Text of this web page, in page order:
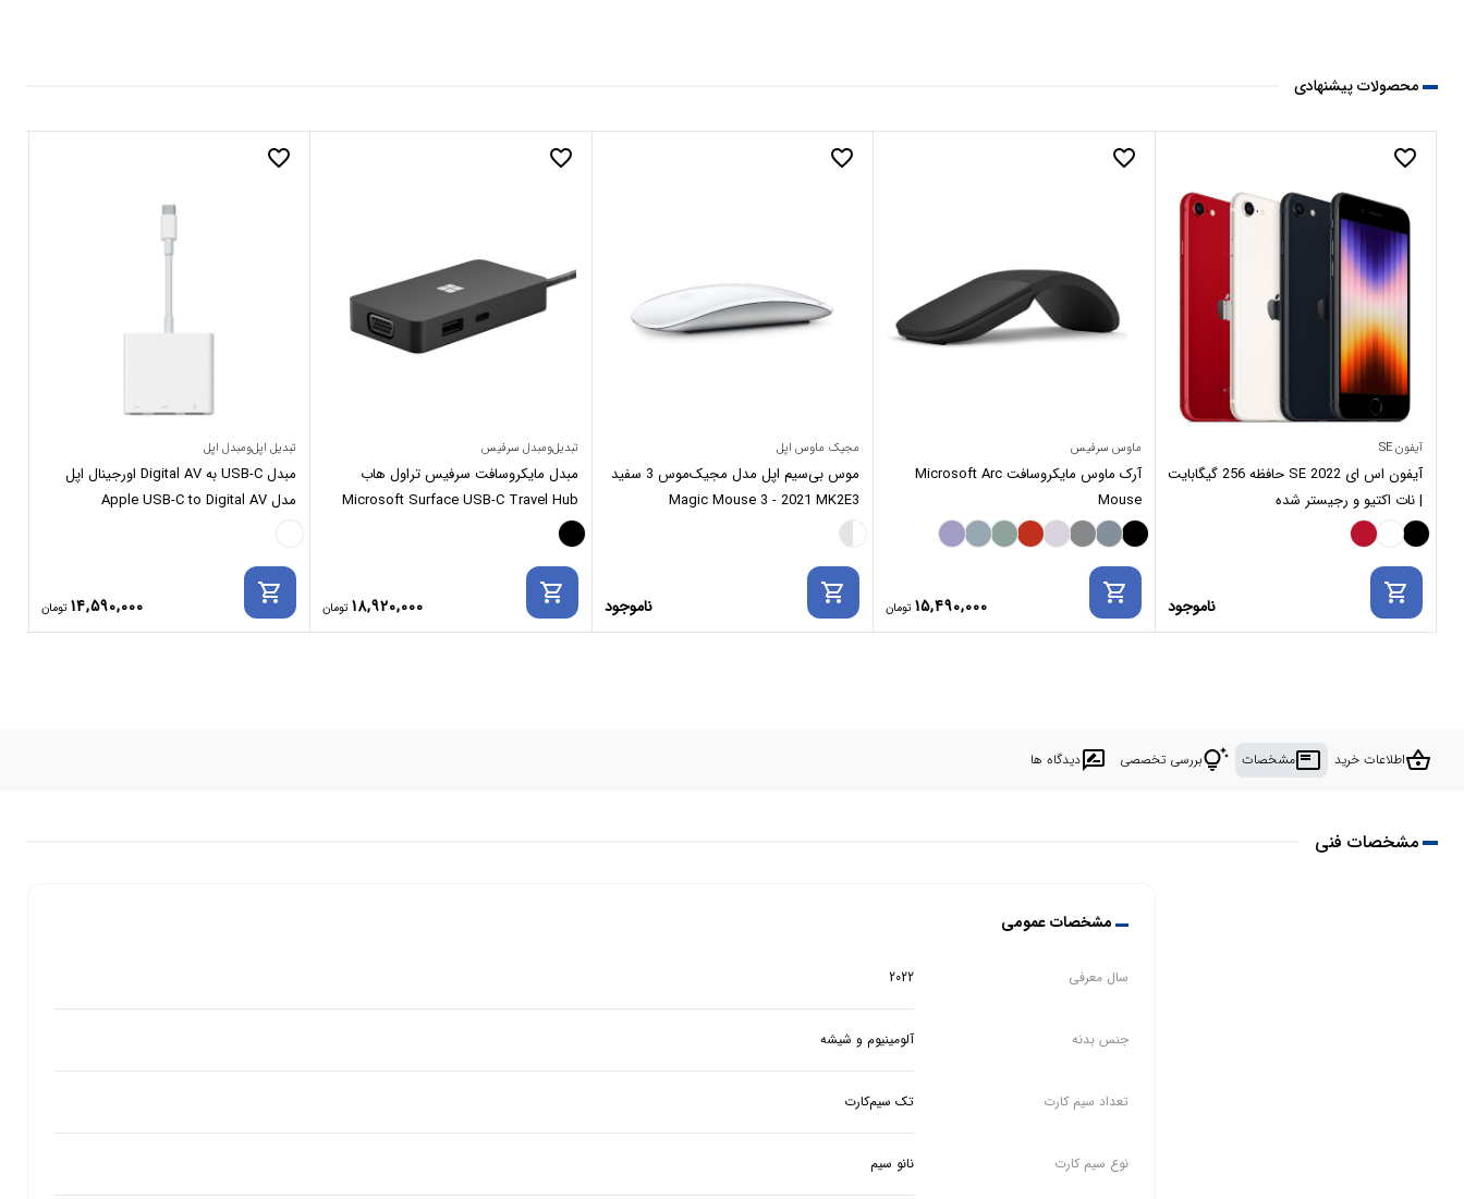
محصولات پیشنهادی
favorite_border
آیفون SE
آیفون اس ای SE 2022 حافظه 256 گیگابایت
| نات اکتیو و رجیستر شده
ناموجود
shopping_cart
favorite_border
ماوس سرفیس
آرک ماوس مایکروسافت Microsoft Arc
Mouse
15,490,000
shopping_cart
favorite_border
مجیک ماوس اپل
موس بی‌سیم اپل مدل مجیک‌موس 3 سفید
Magic Mouse 3 - 2021 MK2E3
ناموجود
shopping_cart
favorite_border
تبدیل‌ومبدل سرفیس
مبدل مایکروسافت سرفیس تراول هاب
Microsoft Surface USB-C Travel Hub
18,920,000
shopping_cart
favorite_border
تبدیل اپل‌ومبدل اپل
مبدل USB-C به Digital AV اورجینال اپل
مدل Apple USB-C to Digital AV
14,590,000
shopping_cart
shopping_basketاطلاعات خرید featured_play_listمشخصات tips_and_updatesبررسی تخصصی rate_reviewدیدگاه ها
مشخصات فنی
مشخصات عمومی
سال معرفی 2022
جنس بدنه آلومینیوم و شیشه
تعداد سیم کارت تک سیم‌‌‌کارت
نوع سیم کارت نانو سیم